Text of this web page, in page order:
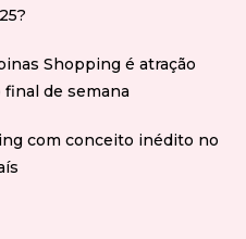
Shopping é atração
final de semana
com conceito inédito no